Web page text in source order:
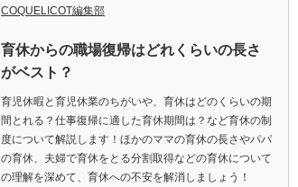
COQUELICOT編集部
育休からの職場復帰はどれくらいの長さ
がベスト？
育児休暇と育児休業のちがいや、育休はどのくらいの期
間とれる？仕事復帰に適した育休期間は？など育休の制
度について解説します！ほかのママの育休の長さやパパ
の育休、夫婦で育休をとる分割取得などの育休について
の理解を深めて、育休への不安を解消しましょう！